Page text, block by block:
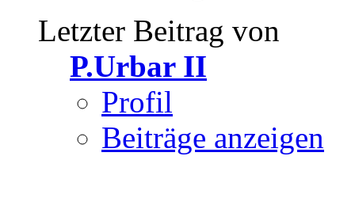
Letzter Beitrag von
P.Urbar II
Profil
Beiträge anzeigen